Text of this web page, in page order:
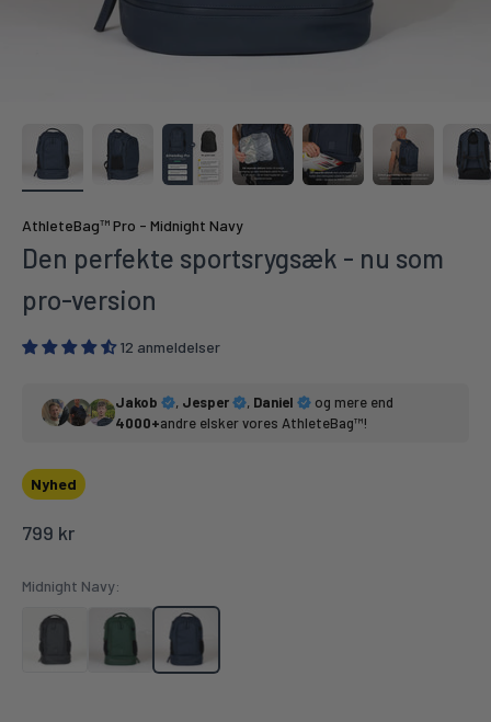
AthleteBag™ Pro - Midnight Navy
Den perfekte sportsrygsæk - nu som
pro-version
12 anmeldelser
Jakob , Jesper , Daniel
og mere end
4000+andre elsker vores AthleteBag™!
Nyhed
Salgspris
799 kr
Midnight Navy: